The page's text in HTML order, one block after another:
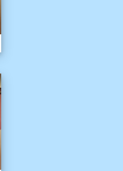
109上新舊任會長交接典